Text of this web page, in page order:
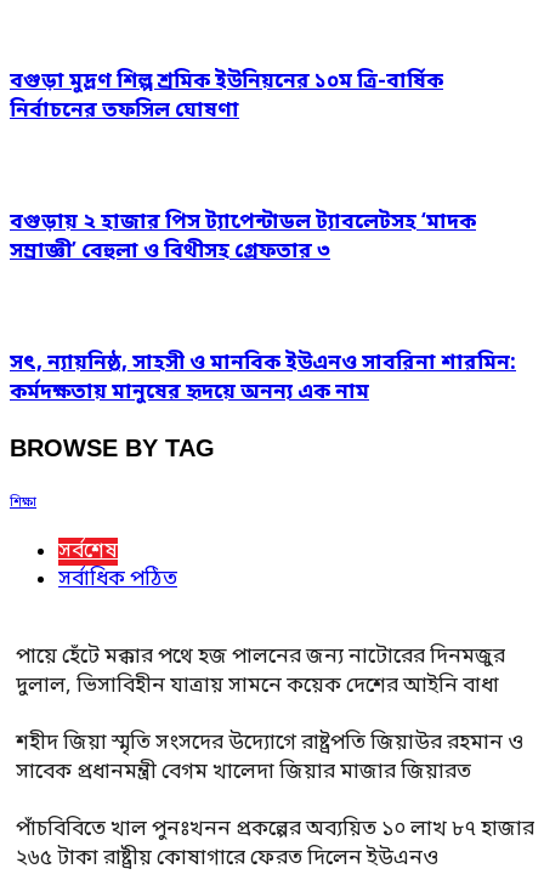
বগুড়া মুদ্রণ শিল্প শ্রমিক ইউনিয়নের ১০ম ত্রি-বার্ষিক
নির্বাচনের তফসিল ঘোষণা
বগুড়ায় ২ হাজার পিস ট্যাপেন্টাডল ট্যাবলেটসহ ‘মাদক
সম্রাজ্ঞী’ বেহুলা ও বিথীসহ গ্রেফতার ৩
সৎ, ন্যায়নিষ্ঠ, সাহসী ও মানবিক ইউএনও সাবরিনা শারমিন:
কর্মদক্ষতায় মানুষের হৃদয়ে অনন্য এক নাম
BROWSE BY TAG
শিক্ষা
সর্বশেষ
সর্বাধিক পঠিত
পায়ে হেঁটে মক্কার পথে হজ পালনের জন্য নাটোরের দিনমজুর
দুলাল, ভিসাবিহীন যাত্রায় সামনে কয়েক দেশের আইনি বাধা
শহীদ জিয়া স্মৃতি সংসদের উদ্যোগে রাষ্ট্রপতি জিয়াউর রহমান ও
সাবেক প্রধানমন্ত্রী বেগম খালেদা জিয়ার মাজার জিয়ারত
পাঁচবিবিতে খাল পুনঃখনন প্রকল্পের অব্যয়িত ১০ লাখ ৮৭ হাজার
২৬৫ টাকা রাষ্ট্রীয় কোষাগারে ফেরত দিলেন ইউএনও